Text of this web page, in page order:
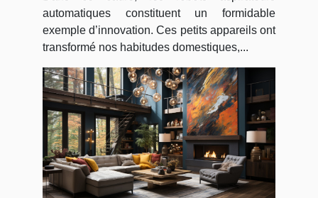
automatiques constituent un formidable
exemple d’innovation. Ces petits appareils ont
transformé nos habitudes domestiques,...